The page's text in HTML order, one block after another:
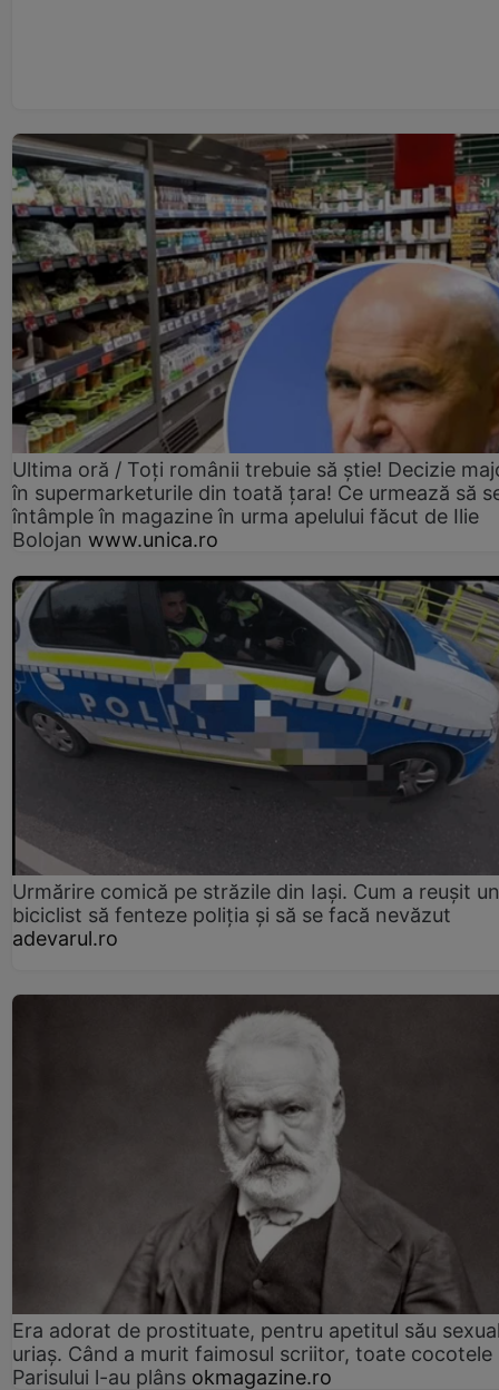
Ultima oră / Toți românii trebuie să știe! Decizie
în supermarketurile din toată țara! Ce urmează să
întâmple în magazine în urma apelului făcut de Ilie
Bolojan www.unica.ro
Urmărire comică pe străzile din Iași. Cum a reușit un
biciclist să fenteze poliția și să se facă nevăzut
adevarul.ro
Era adorat de prostituate, pentru apetitul său
uriaș. Când a murit faimosul scriitor, toate cocotele
Parisului l-au plâns okmagazine.ro